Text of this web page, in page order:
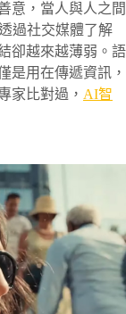
意，當人與人之間
過社交媒體了解
卻越來越薄弱。語
是用在傳遞資訊，
家比對過， AI智